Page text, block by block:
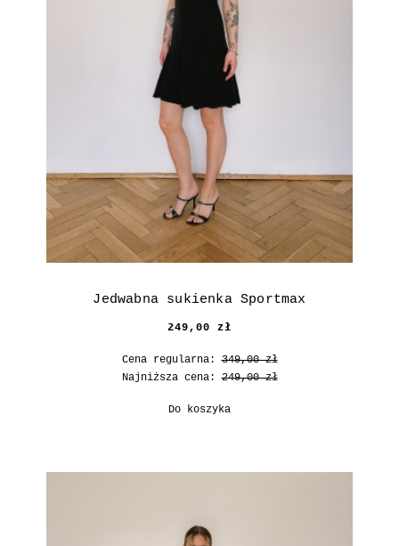
Jedwabna sukienka Sportmax
249,00 zł
Cena regularna:349,00 zł
Najniższa cena:249,00 zł
Do koszyka